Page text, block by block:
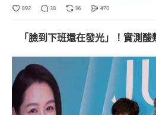
「臉到下班還在發光」！實測